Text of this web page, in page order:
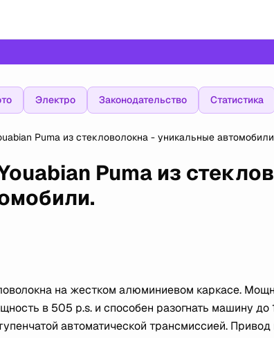
Электро Законодательство Статистика
Youabian Puma из стекловолокна - уникальные
Puma из
на жестком алюминиевом каркасе.
в 505 p.s. и способен разогнать машину до
автоматической трансмиссией.